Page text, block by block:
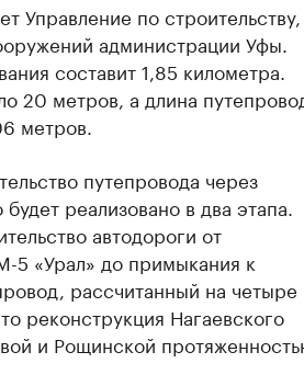
Управление по строительству,
администрации Уфы.
составит 1,85 километра.
20 метров, а длина
метров.
путепровода через
реализовано в два этапа.
автодороги от
5 «Урал» до примыкания к
рассчитанный на четыре
реконструкция Нагаевского
и Рощинской